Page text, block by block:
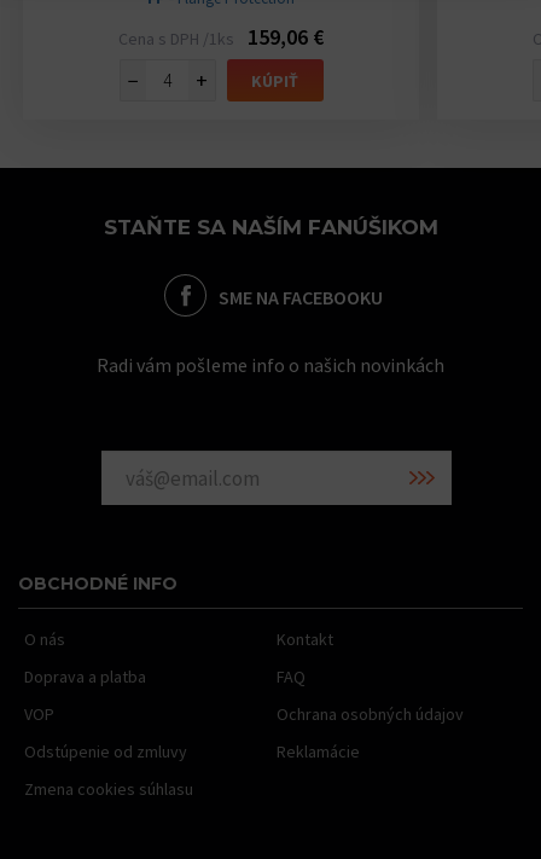
Cena s DPH /1ks
159,06 €
−
+ KÚPIŤ
STAŇTE SA NAŠÍM FANÚŠIKOM
SME NA FACEBOOKU
Radi vám pošleme info o našich novinkách
OBCHODNÉ INFO
O nás
Kontakt
Doprava a platba
FAQ
VOP
Ochrana osobných údajov
Odstúpenie od zmluvy
Reklamácie
Zmena cookies súhlasu